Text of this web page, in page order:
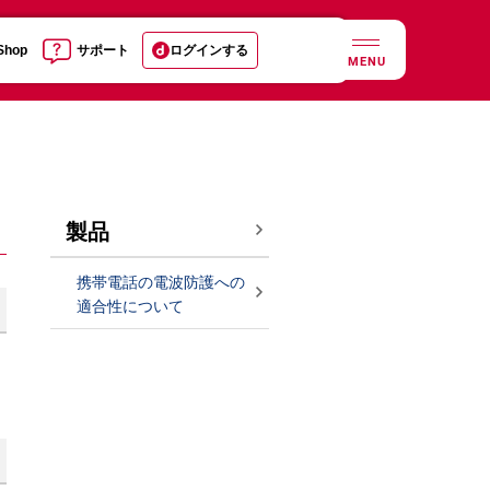
サポート ログインする
MENU
製品
携帯電話の電波防護への
適合性について